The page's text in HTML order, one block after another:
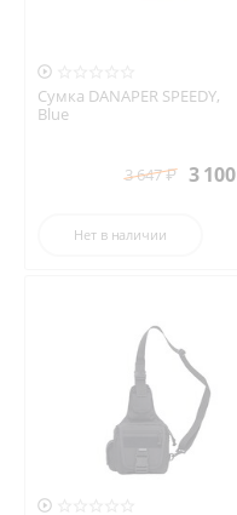

Сумка DANAPER SPEEDY,
Blue
3 647₽ 3 100
Нет в наличии
